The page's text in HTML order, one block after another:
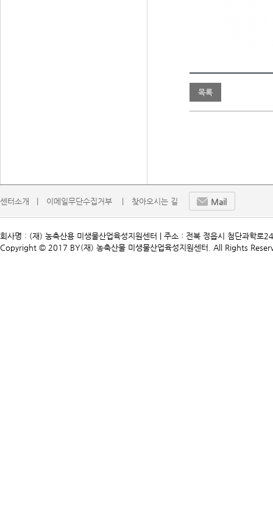
목록
센터소개   | 이메일무단수집거부    | 찾아오시는 길 Mail
회사명 : (재) 농축산용 미생물산업육성지원센터 | 주소 : 전북 정읍시 첨단과
Copyright © 2017 BY(재) 농축산물 미생물산업육성지원센터. All Rights